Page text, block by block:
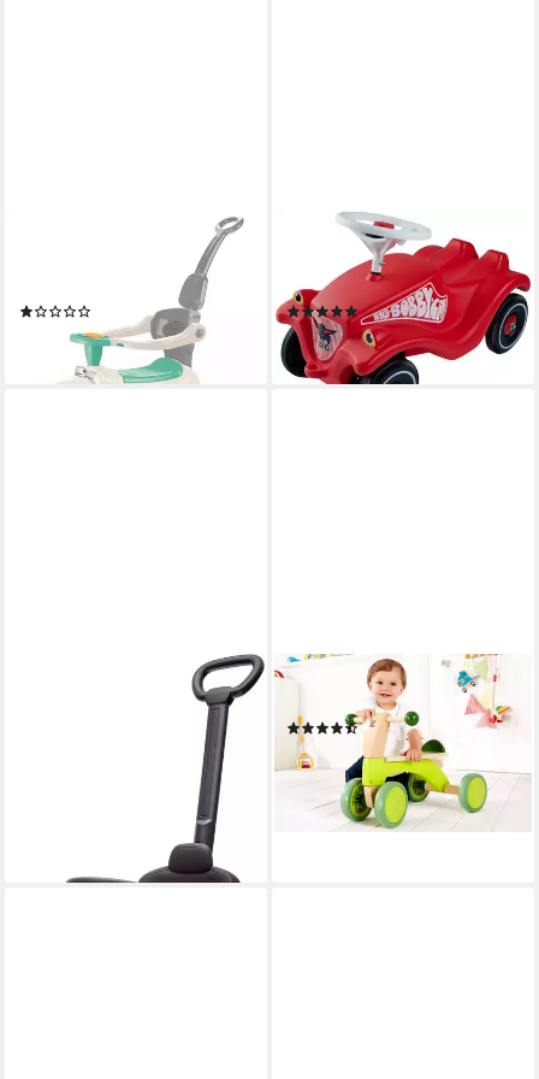
Rutscherauto 2634 Rutscher
40,49 €
lieferbar - in 3-4 Werktagen bei dir
Rutscherauto BIG Bobby-Car-
Classic, Made in Germany
(138)
ab 67,02 €
lieferbar - in 4-5 Werktagen bei dir
Rutscherauto Mercedes-Benz
lieferbar - in 6-7 Werktagen bei dir
HAPE
Rutscher Rutschrad, aus Holz
(16)
67,46 € UVP84,99 €
lieferbar - in 3-4 Werktagen bei dir